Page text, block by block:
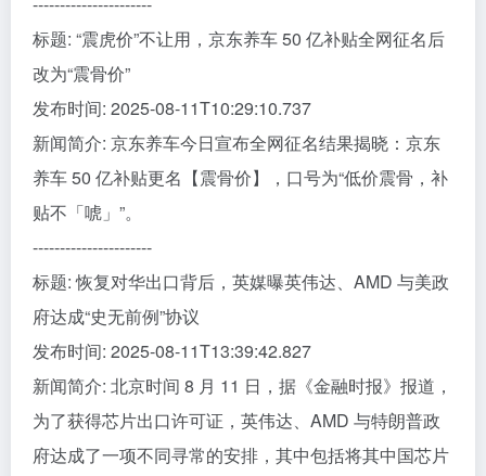
标题: “震虎价”不让用，京东养车 50 亿补贴全网征名后
改为“震骨价”
发布时间: 2025-08-11T10:29:10.737
新闻简介: 京东养车今日宣布全网征名结果揭晓：京东
养车 50 亿补贴更名【震骨价】，口号为“低价震骨，补
贴不「唬」”。
----------------------
标题: 恢复对华出口背后，英媒曝英伟达、AMD 与美政
府达成“史无前例”协议
发布时间: 2025-08-11T13:39:42.827
新闻简介: 北京时间 8 月 11 日，据《金融时报》报道，
为了获得芯片出口许可证，英伟达、AMD 与特朗普政
府达成了一项不同寻常的安排，其中包括将其中国芯片